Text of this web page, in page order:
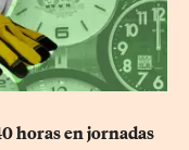
horas en jornadas